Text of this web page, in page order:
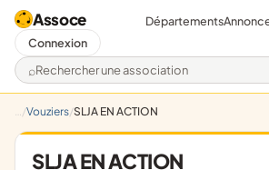
Assoce
Rechercher une association
Départements
Connexion
Vouziers SLJA EN ACTION
SLJA EN ACTION